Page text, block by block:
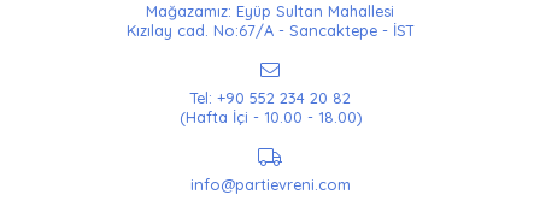
Mağazamız: Eyüp Sultan Mahallesi
Kızılay cad. No:67/A - Sancaktepe - İST
Tel: +90 552 234 20 82
(Hafta İçi - 10.00 - 18.00)
info@partievreni.com